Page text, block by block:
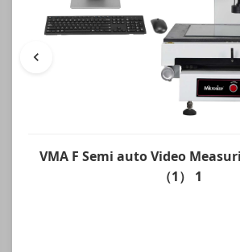
VMA F Semi auto Video
（1） 1